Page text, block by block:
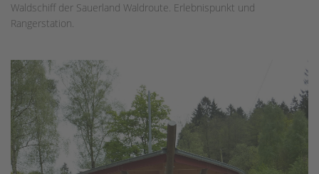
Waldschiff der Sauerland Waldroute. Erlebnispunkt und
Rangerstation.